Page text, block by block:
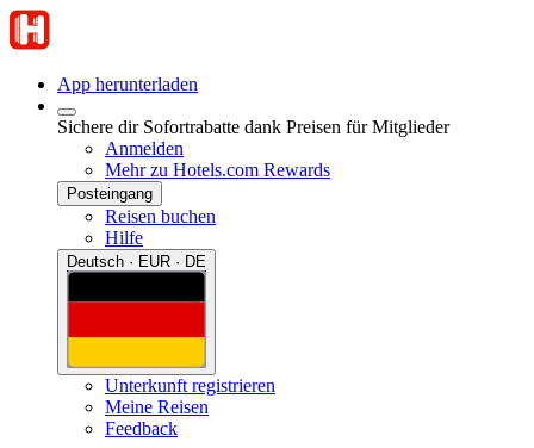
App herunterladen
Sichere dir Sofortrabatte dank Preisen für Mitglieder
Anmelden
Mehr zu Hotels.com Rewards
Posteingang
Reisen buchen
Hilfe
Deutsch · EUR · DE
Unterkunft registrieren
Meine Reisen
Feedback